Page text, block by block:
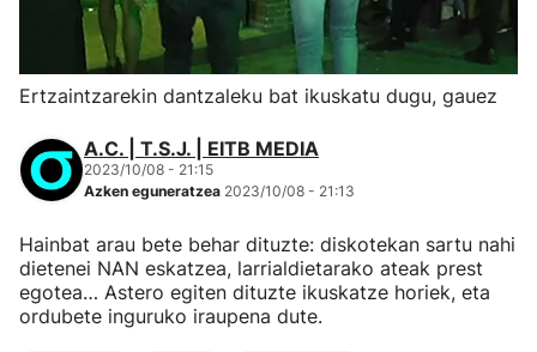
Ertzaintzarekin dantzaleku bat ikuskatu dugu, gauez
A.C. | T.S.J. | EITB MEDIA
2023/10/08 - 21:15
Azken eguneratzea 2023/10/08 - 21:13
Hainbat arau bete behar dituzte: diskotekan sartu nahi
dietenei NAN eskatzea, larrialdietarako ateak prest
egotea… Astero egiten dituzte ikuskatze horiek, eta
ordubete inguruko iraupena dute.